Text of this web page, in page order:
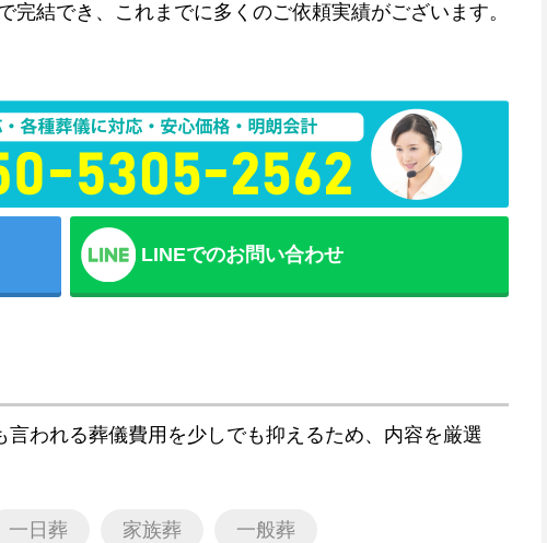
結でき、これまでに多くのご依頼実績がございます。
LINEでのお問い合わせ
われる葬儀費用を少しでも抑えるため、内容を厳選
一日葬 家族葬 一般葬